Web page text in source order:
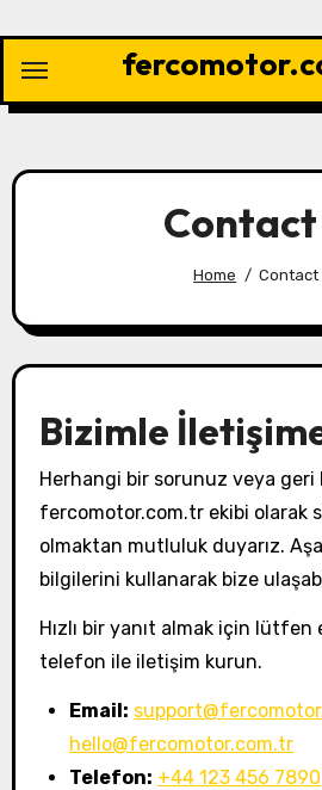
content
Contact
Home Contact
Bizimle
Herhangi bir sorunuz veya
fercomotor.com.tr ekibi olarak
olmaktan mutluluk duyarız.
bilgilerini kullanarak bize
Hızlı bir yanıt almak için
telefon ile iletişim kurun.
Email:
hello@fercomotor.com.tr
Telefon: +44 123 456 7890